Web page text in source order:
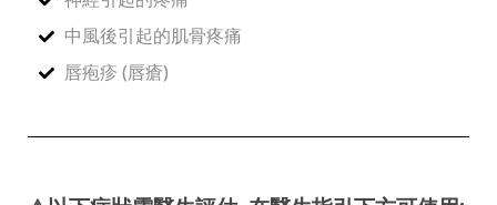
中風後引起的肌骨疼痛
唇疱疹 (唇瘡)